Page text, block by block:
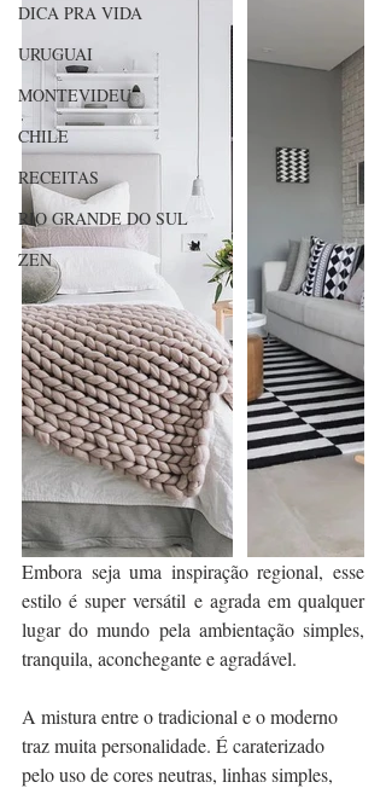
DICA PRA VIDA
URUGUAI
MONTEVIDEU
CHILE
RECEITAS
RIO GRANDE DO SUL
ZEN
Embora seja uma inspiração regional, esse
estilo é super versátil e agrada em qualquer
lugar do mundo pela ambientação simples,
tranquila, aconchegante e agradável.
A mistura entre o tradicional e o moderno
traz muita personalidade. É caraterizado
pelo uso de cores neutras, linhas simples,